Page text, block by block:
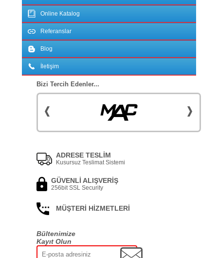
Online Katalog
Referanslar
Blog
İletişim
Bizi Tercih Edenler...
ADRESE TESLİM
Kusursuz Teslimat Sistemi
GÜVENLİ ALIŞVERİŞ
256bit SSL Security
MÜŞTERİ HİZMETLERİ
Bültenimize
Kayıt Olun